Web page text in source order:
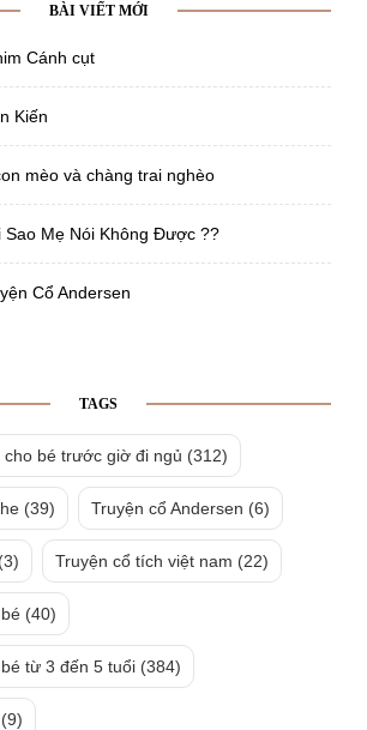
BÀI VIẾT MỚI
Cánh cụt
Kiến
mèo và chàng trai nghèo
Sao Mẹ Nói Không Được ??
Cổ Andersen
TAGS
cho bé trước giờ đi ngủ (312)
(39) Truyện cổ Andersen (6)
(3) Truyện cổ tích việt nam (22)
(40)
từ 3 đến 5 tuổi (384)
(9)